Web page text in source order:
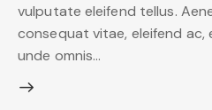
vulputate eleifend tellus.
consequat vitae, eleifend ac,
unde omnis…